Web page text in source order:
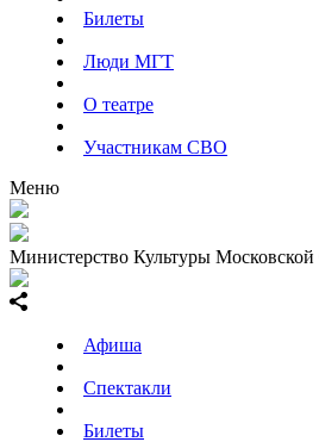
Билеты
Люди МГТ
О театре
Участникам СВО
Меню
Министерство Культуры Московской
Афиша
Спектакли
Билеты